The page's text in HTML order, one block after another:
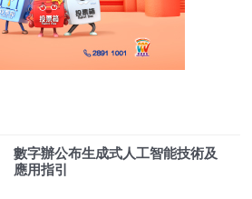
數字辦公布生成式人工智能技術及
應用指引